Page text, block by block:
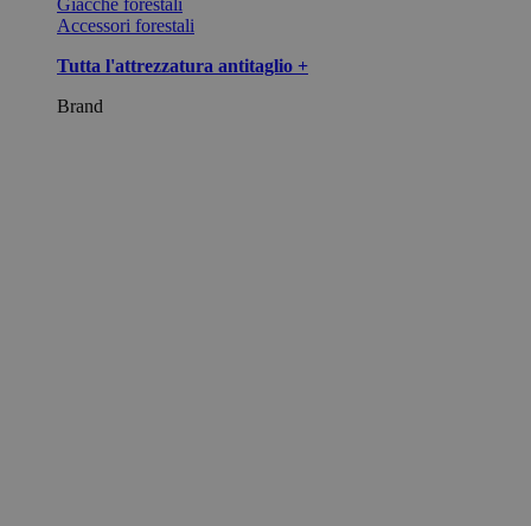
Giacche forestali
Accessori forestali
Tutta l'attrezzatura antitaglio +
Brand